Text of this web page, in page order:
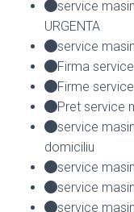
service
URGENTA
service
Firma
Firme
Pret service
service
domiciliu
service
service
service